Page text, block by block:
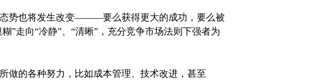
势也将发生改变———要么获得更大的成功，要么被
”走向“冷静”、“清晰”，充分竞争市场法则下强者为
做的各种努力，比如成本管理、技术改进，甚至